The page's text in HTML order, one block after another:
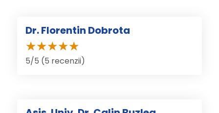
Dr. Florentin Dobrota
5/5 (5 recenzii)